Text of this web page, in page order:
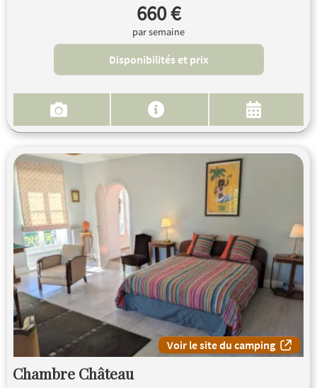
660 €
par semaine
Disponibilités et prix
Voir le site du camping
Chambre Château